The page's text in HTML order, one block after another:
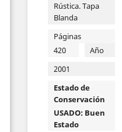
Rústica. Tapa
Blanda
Páginas
420
Año
2001
Estado de
Conservación
USADO: Buen
Estado